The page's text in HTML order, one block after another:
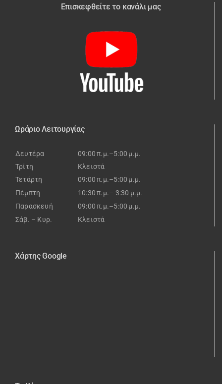
Επισκεφθείτε το κανάλι μας
Ωράριο Λειτουργίας
Δευτέρα
09:00 π.μ.–5:00 μ.μ.
Τρίτη
Κλειστά
Τετάρτη
09:00 π.μ.–5:00 μ.μ.
Πέμπτη
10:30 π.μ.– 3:30 μ.μ.
Παρασκευή
09:00 π.μ.–5:00 μ.μ.
Σάβ. – Κυρ.
Κλειστά
Χάρτης Google